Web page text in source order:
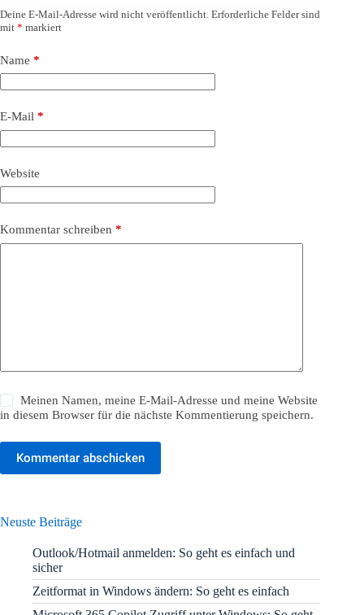
Deine E-Mail-Adresse wird nicht veröffentlicht. Erforderliche Felder sind
mit * markiert
Name *
E-Mail *
Website
Kommentar schreiben *
Meinen Namen, meine E-Mail-Adresse und meine Website
in diesem Browser für die nächste Kommentierung speichern.
Kommentar abschicken
Neuste Beiträge
Outlook/Hotmail anmelden: So geht es einfach und
sicher
Zeitformat in Windows ändern: So geht es einfach